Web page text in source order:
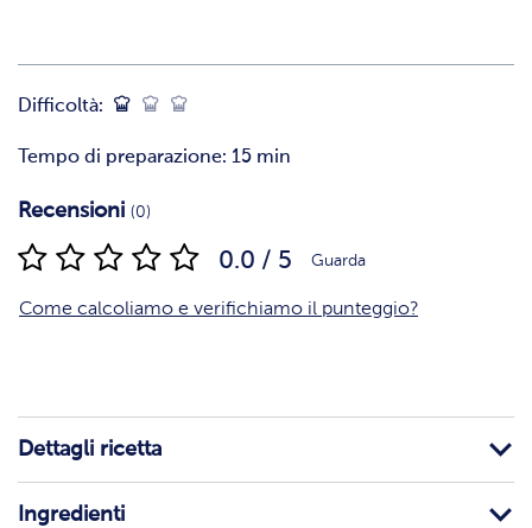
Difficoltà:
Tempo di preparazione: 15 min
Recensioni (0)
0.0 / 5 Guarda
Come calcoliamo e verifichiamo il punteggio?
Dettagli ricetta
Ingredienti